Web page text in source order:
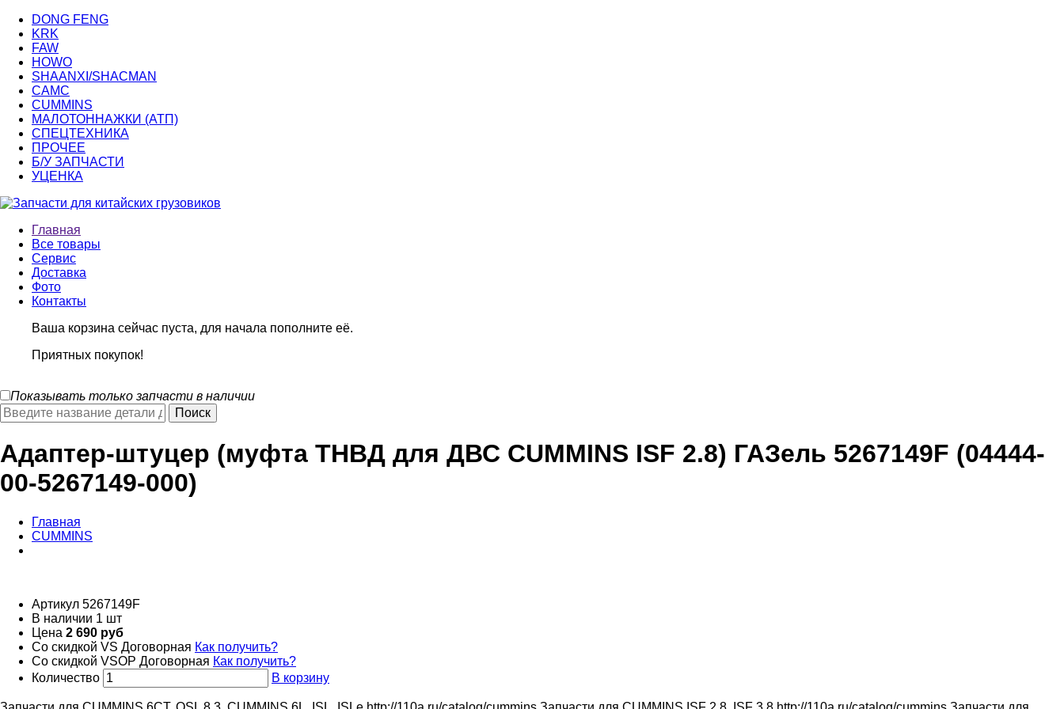
DONG FENG
KRK
FAW
HOWO
SHAANXI/SHACMAN
CAMC
CUMMINS
МАЛОТОННАЖКИ (АТП)
СПЕЦТЕХНИКА
ПРОЧЕЕ
Б/У ЗАПЧАСТИ
УЦЕНКА
Главная
Все товары
Сервис
Доставка
Фото
Контакты
Ваша корзина сейчас пуста, для начала пополните её.
Приятных покупок!
Показывать только запчасти в наличии
Адаптер-штуцер (муфта ТНВД для ДВС CUMMINS ISF 2.8) ГАЗель 5267149F (04444-
00-5267149-000)
Главная
CUMMINS
Артикул 5267149F
В наличии 1 шт
Цена 2 690 руб
Со скидкой VS Договорная Как получить?
Со скидкой VSOP Договорная Как получить?
Количество
В корзину